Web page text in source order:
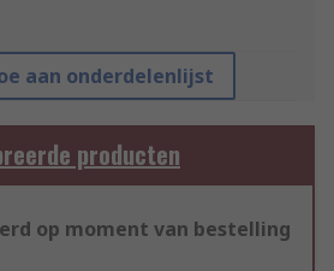
aan onderdelenlijst
producten
op moment van bestelling